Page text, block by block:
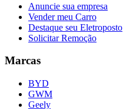
Anuncie sua empresa
Vender meu Carro
Destaque seu Eletroposto
Solicitar Remoção
Marcas
BYD
GWM
Geely